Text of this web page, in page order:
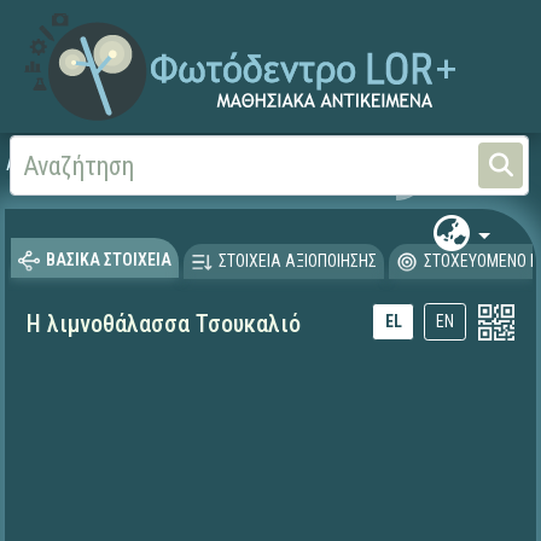
Αρχική
ΒΑΣΙΚΑ ΣΤΟΙΧΕΙΑ ΣΤΟΙΧΕΙΑ ΑΞΙΟΠΟΙΗΣΗΣ ΣΤΟΧΕΥΟΜΕΝΟ
Η λιμνοθάλασσα Τσουκαλιό EL EN